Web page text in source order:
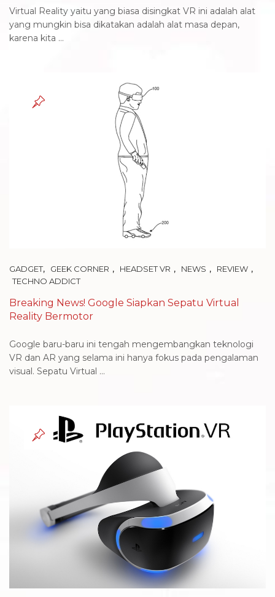
Virtual Reality yaitu yang biasa disingkat VR ini adalah alat
yang mungkin bisa dikatakan adalah alat masa depan,
karena kita ...
GADGET, GEEK CORNER , HEADSET VR , NEWS , REVIEW ,
TECHNO ADDICT
Breaking News! Google Siapkan Sepatu Virtual
Reality Bermotor
Google baru-baru ini tengah mengembangkan teknologi
VR dan AR yang selama ini hanya fokus pada pengalaman
visual. Sepatu Virtual ...